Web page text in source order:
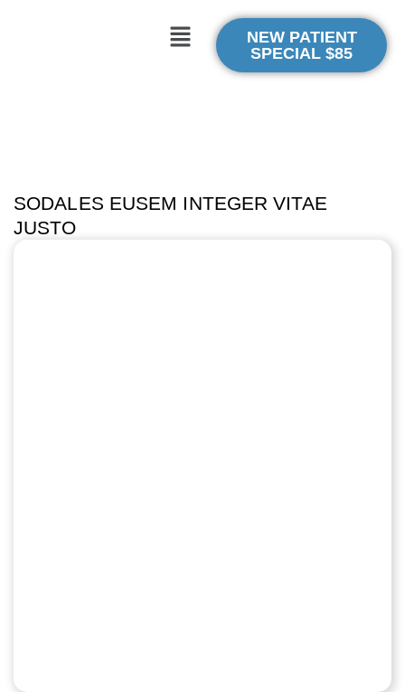
NEW PATIENT
SPECIAL $85
SODALES EUSEM INTEGER VITAE
JUSTO